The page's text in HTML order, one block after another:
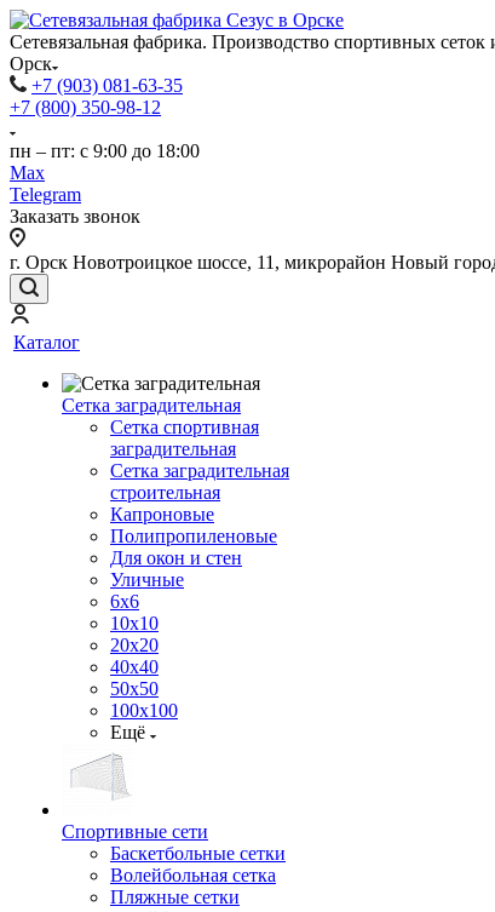
Сетевязальная фабрика. Производство спортивных
Орск
+7 (903) 081-63-35
+7 (800) 350-98-12
пн – пт: с 9:00 до 18:00
Max
Telegram
Заказать звонок
г. Орск Новотроицкое шоссе, 11, микрорайон Новый
Каталог
Сетка заградительная
Сетка спортивная
заградительная
Сетка заградительная
строительная
Капроновые
Полипропиленовые
Для окон и стен
Уличные
6х6
10х10
20х20
40х40
50х50
100х100
Ещё
Спортивные сети
Баскетбольные сетки
Волейбольная сетка
Пляжные сетки